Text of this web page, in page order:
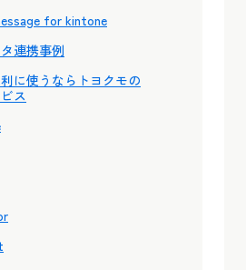
for kintone
連携事例
に使うならトヨクモの
ス